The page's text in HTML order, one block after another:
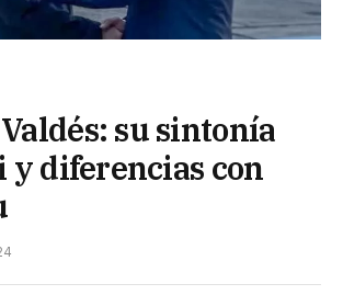
su sintonía
y diferencias con